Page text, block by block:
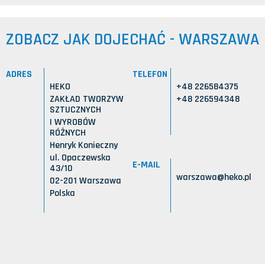
ZOBACZ JAK DOJECHAĆ - WARSZAWA
ADRES
HEKO
ZAKŁAD TWORZYW
SZTUCZNYCH
I WYROBÓW
RÓŻNYCH
Henryk Konieczny
ul. Opaczewska
43/10
02-201 Warszawa
Polska
TELEFON
+48 226584375
+48 226594348
E-MAIL
warszawa@heko.pl